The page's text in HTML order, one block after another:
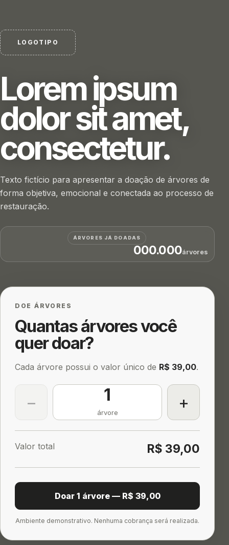
LOGOTIPO
Lorem ipsum
dolor sit amet,
consectetur.
Texto fictício para apresentar a doação de árvores de
forma objetiva, emocional e conectada ao processo de
restauração.
ÁRVORES JÁ DOADAS
000.000árvores
DOE ÁRVORES
Quantas árvores você
quer doar?
Cada árvore possui o valor único de R$ 39,00.
− 1
árvore
+
Valor total R$ 39,00
Doar 1 árvore — R$ 39,00
Ambiente demonstrativo. Nenhuma cobrança será realizada.